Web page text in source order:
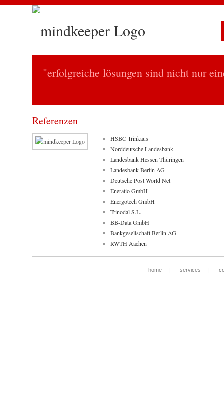
"erfolgreiche lösungen sind nicht nur
Referenzen
HSBC Trinkaus
Norddeutsche Landesbank
Landesbank Hessen Thüringen
Landesbank Berlin AG
Deutsche Post World Net
Eneratio GmbH
Energotech GmbH
Trinodal S.L.
BB-Data GmbH
Bankgesellschaft Berlin AG
RWTH Aachen
home | services |